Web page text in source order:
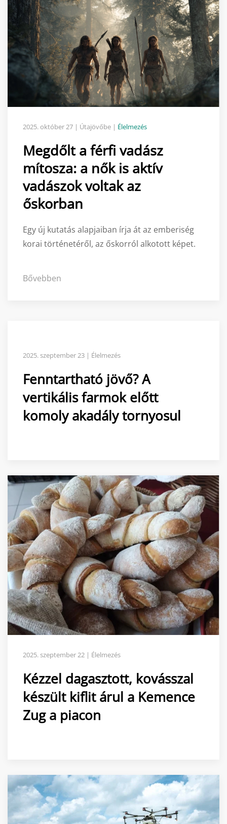
2025. október 27 | Útajövőbe | Élelmezés
Megdőlt a férfi vadász
mítosza: a nők is aktív
vadászok voltak az
őskorban
Egy új kutatás alapjaiban írja át az emberiség
korai történetéről, az őskorról alkotott képet.
Bővebben
2025. szeptember 23 | Élelmezés
Fenntartható jövő? A
vertikális farmok előtt
komoly akadály tornyosul
2025. szeptember 22 | Élelmezés
Kézzel dagasztott, kovásszal
készült kiflit árul a Kemence
Zug a piacon